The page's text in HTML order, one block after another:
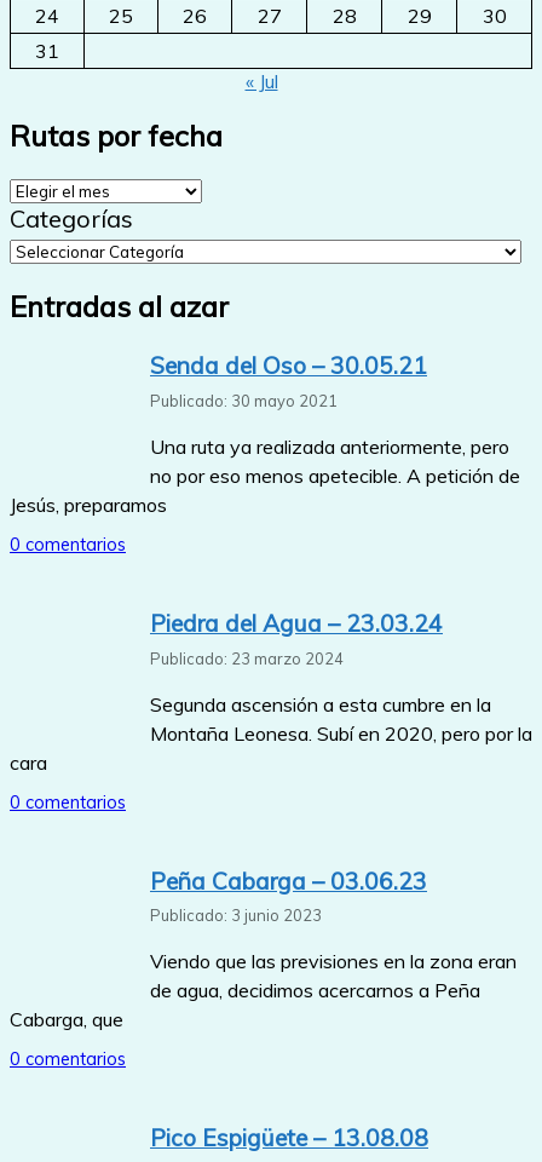
24
25 26 27 28 29
30
31
« Jul
Rutas por fecha
Rutas
por
fecha
Categorías
Entradas al azar
Senda del Oso – 30.05.21
Publicado: 30 mayo 2021
Una ruta ya realizada anteriormente, pero
no por eso menos apetecible. A petición de
Jesús, preparamos
0 comentarios
Piedra del Agua – 23.03.24
Publicado: 23 marzo 2024
Segunda ascensión a esta cumbre en la
Montaña Leonesa. Subí en 2020, pero por la
cara
0 comentarios
Peña Cabarga – 03.06.23
Publicado: 3 junio 2023
Viendo que las previsiones en la zona eran
de agua, decidimos acercarnos a Peña
Cabarga, que
0 comentarios
Pico Espigüete – 13.08.08